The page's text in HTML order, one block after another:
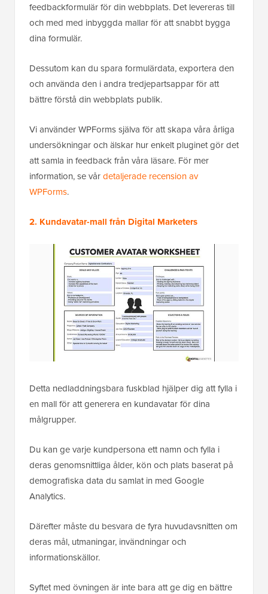
feedbackformulär för din webbplats. Det levereras till
och med med inbyggda mallar för att snabbt bygga
dina formulär.
Dessutom kan du spara formulärdata, exportera den
och använda den i andra tredjepartsappar för att
bättre förstå din webbplats publik.
Vi använder WPForms själva för att skapa våra årliga
undersökningar och älskar hur enkelt pluginet gör det
att samla in feedback från våra läsare. För mer
information, se vårdetaljerade recension av
WPForms.
2. Kundavatar-mall från Digital Marketers
Detta nedladdningsbara fuskblad hjälper dig att fylla i
en mall för att generera en kundavatar för dina
målgrupper.
Du kan ge varje kundpersona ett namn och fylla i
deras genomsnittliga ålder, kön och plats baserat på
demografiska data du samlat in med Google
Analytics.
Därefter måste du besvara de fyra huvudavsnitten om
deras mål, utmaningar, invändningar och
informationskällor.
Syftet med övningen är inte bara att ge dig en bättre